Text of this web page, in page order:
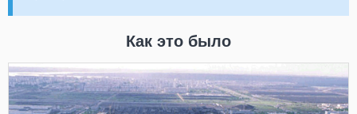
Как это было